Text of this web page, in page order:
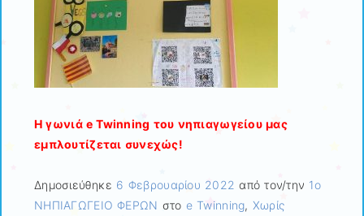
Η γωνιά e Twinning του νηπιαγωγείου μας
εμπλουτίζεται συνεχώς!
Δημοσιεύθηκε 6 Φεβρουαρίου 2022 από τον/την 1ο
ΝΗΠΙΑΓΩΓΕΙΟ ΦΕΡΩΝ στο e Twinning, Χωρίς